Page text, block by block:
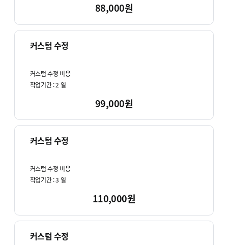
88,000원
커스텀 수정
커스텀 수정 비용
작업기간 :2 일
99,000원
커스텀 수정
커스텀 수정 비용
작업기간 :3 일
110,000원
커스텀 수정